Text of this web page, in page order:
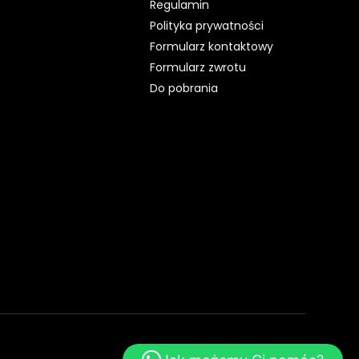
Regulamin
Polityka prywatności
Formularz kontaktowy
Formularz zwrotu
Do pobrania
WebsiteStyle.pl - Strony WWW